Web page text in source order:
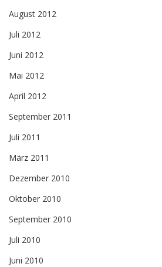
August 2012
Juli 2012
Juni 2012
Mai 2012
April 2012
September 2011
Juli 2011
März 2011
Dezember 2010
Oktober 2010
September 2010
Juli 2010
Juni 2010